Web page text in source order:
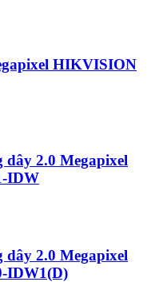
HIKVISION
dây 2.0 Megapixel
IDW
dây 2.0 Megapixel
IDW1(D)